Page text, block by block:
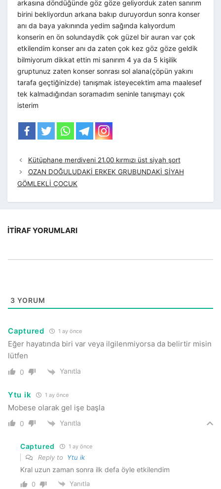
arkasına döndüğünde göz göze geliyorduk zaten sanırım
birini bekliyordun arkana bakıp duruyordun sonra konser
anı da baya yakınında yedim sağında kalıyordum
konserin en ön solundaydik çok güzel bir auran var çok
etkilendim konser anı da zaten çok kez göz göze geldik
bilmiyorum dikkat ettin mi sanırım 4 ya da 5 kişilik
gruptunuz zaten konser sonrası sol alana(çöpün yakını
tarafa geçtiğinizde) tanışmak isteyecektim ama maalesef
tek kalmadığından soramadım seninle tanışmayı çok
isterim
Kütüphane merdiveni 21.00 kırmızı üst siyah şort
OZAN DOĞULUDAKİ ERKEK GRUBUNDAKİ SİYAH
GÖMLEKLİ ÇOCUK
İTIRAF YORUMLARI
3 YORUM
Captured 1 ay önce
Eğer hayatında biri var veya ilgilenmiyorsa da belirtir misin
lütfen
0 Yanıtla
Ytu ik 1 ay önce
Mobese olarak gel işe başla
0 Yanıtla
Captured 1 ay önce
Reply to Ytu ik
Kral uzun zaman sonra ilk defa öyle etkilendim
0 Yanıtla